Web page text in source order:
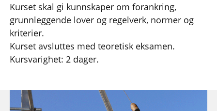
Kurset skal gi kunnskaper om forankring,
grunnleggende lover og regelverk, normer og
kriterier.
Kurset avsluttes med teoretisk eksamen.
Kursvarighet: 2 dager.